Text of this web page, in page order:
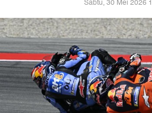
Sabtu, 30 Mei 2026